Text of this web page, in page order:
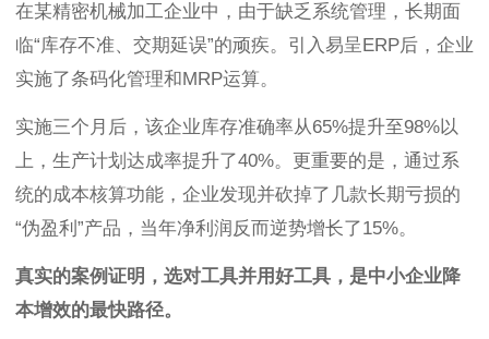
在某精密机械加工企业中，由于缺乏系统管理，长期面
临“库存不准、交期延误”的顽疾。引入易呈ERP后，企业
实施了条码化管理和MRP运算。
实施三个月后，该企业库存准确率从65%提升至98%以
上，生产计划达成率提升了40%。更重要的是，通过系
统的成本核算功能，企业发现并砍掉了几款长期亏损的
“伪盈利”产品，当年净利润反而逆势增长了15%。
真实的案例证明，选对工具并用好工具，是中小企业降
本增效的最快路径。